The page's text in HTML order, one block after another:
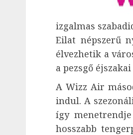
izgalmas
Eilat népszerű
élvezhetik a
a pezsgő
A Wizz Air
indul. A
így
hosszabb